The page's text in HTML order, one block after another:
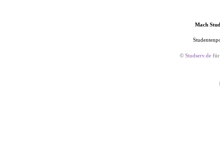
Mach
© Studserv.de für